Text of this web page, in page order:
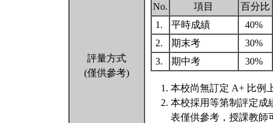
評量方式
(僅供參考)
No. 項目
百分比
1.
平時成績
40%
2.
期末考
30%
3.
期中考 30%
本校尚無訂定 A+ 比例
本校採用等第制評定成
表僅供參考，授課教師